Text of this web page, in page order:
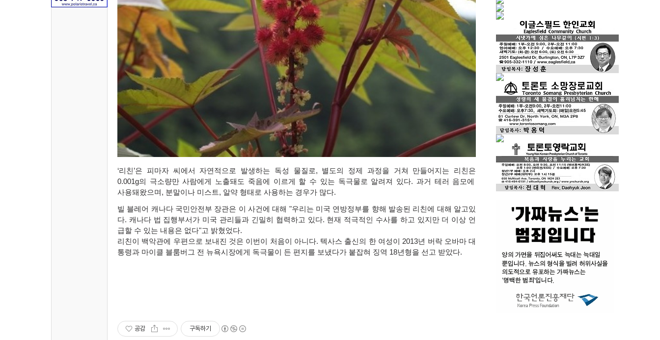
‘리친 ’은 피마자 씨에서 자연적으로 발생하는 독성 물질로, 별도의 정제 과정을 거쳐 만들어지는 리친은
0.001g의 극소량만 사람에게 노출돼도 죽음에 이르게 할 수 있는 독극물로 알려져 있다. 과거 테러 음모에
사용돼왔으며 , 분말이나 미스트, 알약 형태로 사용하는 경우가 많다.
빌 블레어 캐나다 국민안전부 장관은 이 사건에 대해 "우리는 미국 연방정부를 향해 발송된 리친에 대해 알고있
다. 캐나다 법 집행부서가 미국 관리들과 긴밀히 협력하고 있다. 현재 적극적인 수사를 하고 있지만 더 이상 언
급할 수 있는 내용은 없다"고 밝혔었다.
리친이 백악관에 우편으로 보내진 것은 이번이 처음이 아니다. 텍사스 출신의 한 여성이 2013년 버락 오바마 대
통령과 마이클 블룸버그 전 뉴욕시장에게 독극물이 든 편지를 보냈다가 붙잡혀 징역 18년형을 선고 받았다.
공감 구독하기